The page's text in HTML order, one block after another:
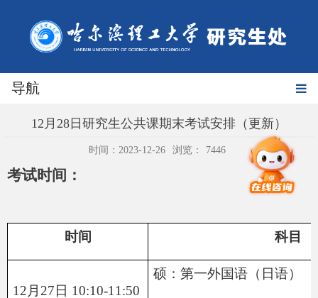
导航
12月28日研究生公共课期末考试安排（更新）
时间：2023-12-26 浏览： 7446
考试时间：
时间 科目
12月27日 10:10-11:50
硕： 第一外国语（日语）